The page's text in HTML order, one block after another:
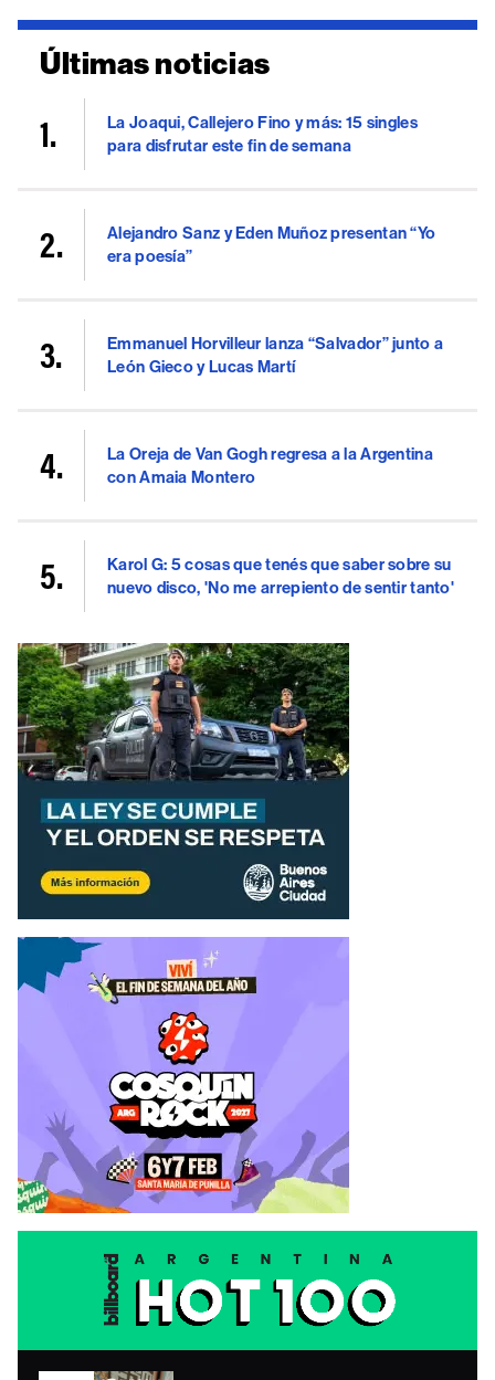
Últimas noticias
La Joaqui, Callejero Fino y más: 15 singles
para disfrutar este fin de semana
Alejandro Sanz y Eden Muñoz presentan “Yo
era poesía”
Emmanuel Horvilleur lanza “Salvador” junto a
León Gieco y Lucas Martí
La Oreja de Van Gogh regresa a la Argentina
con Amaia Montero
Karol G: 5 cosas que tenés que saber sobre su
nuevo disco, 'No me arrepiento de sentir tanto'